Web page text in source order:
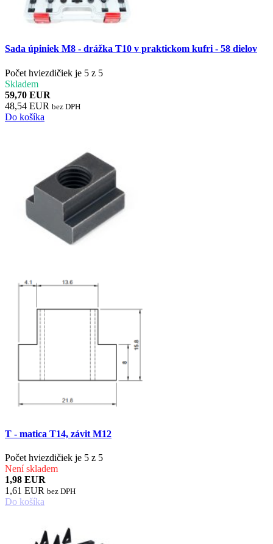
Sada úpiniek M8 - drážka T10 v praktickom kufri - 58 dielov
Počet hviezdičiek je 5 z 5
Skladem
59,70 EUR
48,54 EUR bez DPH
Do košíka
T - matica T14, závit M12
Počet hviezdičiek je 5 z 5
Není skladem
1,98 EUR
1,61 EUR bez DPH
Do košíka